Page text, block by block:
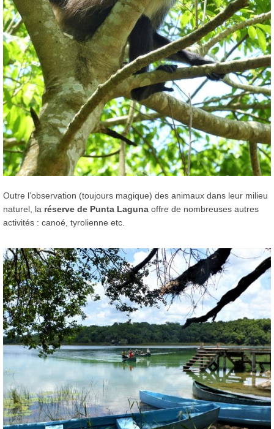
Outre l’observation (toujours magique) des animaux dans leur milieu
naturel, la réserve de Punta Laguna offre de nombreuses autres
activités : canoé, tyrolienne etc.